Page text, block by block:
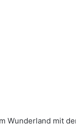
Wunderland mit